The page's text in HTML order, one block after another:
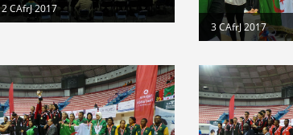
2 CAfrJ 2017
3 CAfrJ 2017